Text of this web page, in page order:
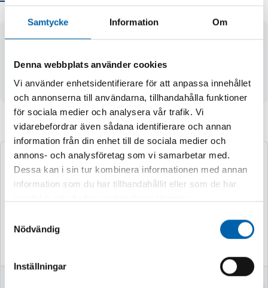
Samtycke Information Om
Denna webbplats använder cookies
Vi använder enhetsidentifierare för att anpassa innehållet
och annonserna till användarna, tillhandahålla funktioner
för sociala medier och analysera vår trafik. Vi
vidarebefordrar även sådana identifierare och annan
information från din enhet till de sociala medier och
annons- och analysföretag som vi samarbetar med.
Dessa kan i sin tur kombinera informationen med annan
information som du har tillhandahållit eller som de har
Nödvändig
Inställningar
- tillverkat av högkvalitativt, starkt HD-polyeten
- mätskala
- sats innehåller 1, 2 och 5 liters måttbägare
Andra köpte även